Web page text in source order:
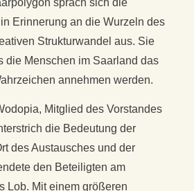
Erinnerung an die Wurzeln des
Strukturwandel aus. Sie
die Menschen im Saarland das
annehmen werden.
Mitglied des Vorstandes
die Bedeutung der
des Austausches und der
den Beteiligten am
Lob. Mit einem größeren